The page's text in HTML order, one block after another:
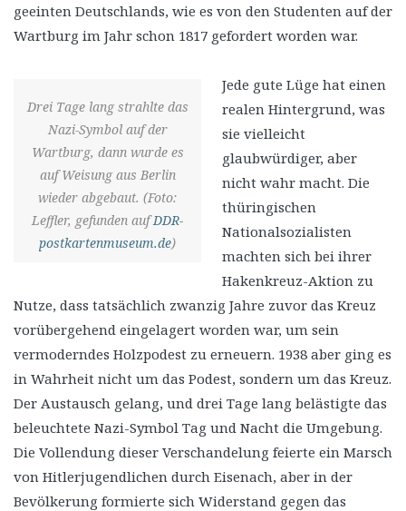
geeinten Deutschlands, wie es von den Studenten auf der
Wartburg im Jahr schon 1817 gefordert worden war.
Drei Tage lang strahlte das
Nazi-Symbol auf der
Wartburg, dann wurde es
auf Weisung aus Berlin
wieder abgebaut. (Foto:
Leffler, gefunden aufDDR-
postkartenmuseum.de)
Jede gute Lüge hat einen
realen Hintergrund, was
sie vielleicht
glaubwürdiger, aber
nicht wahr macht. Die
thüringischen
Nationalsozialisten
machten sich bei ihrer
Hakenkreuz-Aktion zu
Nutze, dass tatsächlich zwanzig Jahre zuvor das Kreuz
vorübergehend eingelagert worden war, um sein
vermoderndes Holzpodest zu erneuern. 1938 aber ging es
in Wahrheit nicht um das Podest, sondern um das Kreuz.
Der Austausch gelang, und drei Tage lang belästigte das
beleuchtete Nazi-Symbol Tag und Nacht die Umgebung.
Die Vollendung dieser Verschandelung feierte ein Marsch
von Hitlerjugendlichen durch Eisenach, aber in der
Bevölkerung formierte sich Widerstand gegen das